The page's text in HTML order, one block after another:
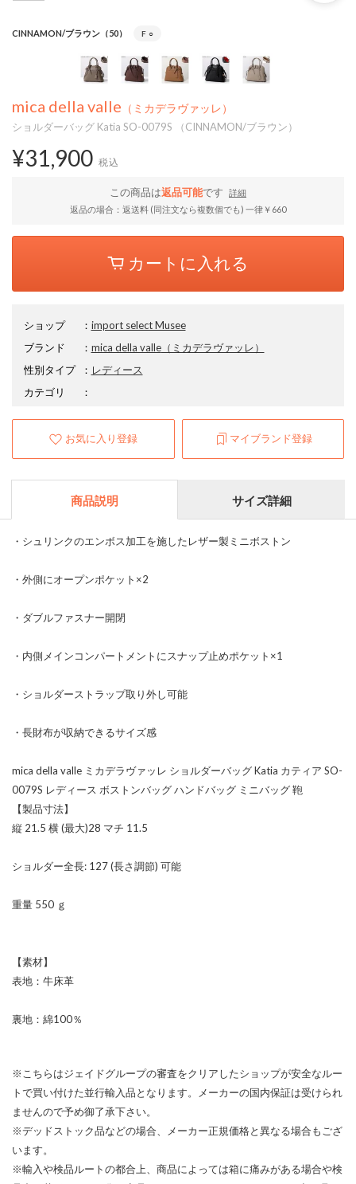
CINNAMON/ブラウン（50） F ○
mica della valle （ミカデラヴァッレ）
ショルダーバッグ Katia SO-0079S （CINNAMON/ブラウン）
¥31,900 税込
この商品は返品可能です
詳細
返品の場合：返送料 (同注文なら複数個でも) 一律￥660
カートに入れる
ショップ ： import select Musee
ブランド
： mica della valle（ミカデラヴァッレ）
性別タイプ
： レディース
カテゴリ
：
お気に入り登録 マイブランド登録
商品説明 サイズ詳細
・シュリンクのエンボス加工を施したレザー製ミニボストン
・外側にオープンポケット×2
・ダブルファスナー開閉
・内側メインコンパートメントにスナップ止めポケット×1
・ショルダーストラップ取り外し可能
・長財布が収納できるサイズ感
mica della valle ミカデラヴァッレ ショルダーバッグ Katia カティア SO-
0079S レディース ボストンバッグ ハンドバッグ ミニバッグ 鞄
【製品寸法】
縦 21.5 横 (最大)28 マチ 11.5
ショルダー全長: 127 (長さ調節) 可能
重量 550 ｇ
【素材】
表地：牛床革
裏地：綿100％
※こちらはジェイドグループの審査をクリアしたショップが安全なルー
トで買い付けた並行輸入品となります。メーカーの国内保証は受けられ
ませんので予め御了承下さい。
※デッドストック品などの場合、メーカー正規価格と異なる場合もござ
います。
※輸入や検品ルートの都合上、商品によっては箱に痛みがある場合や検